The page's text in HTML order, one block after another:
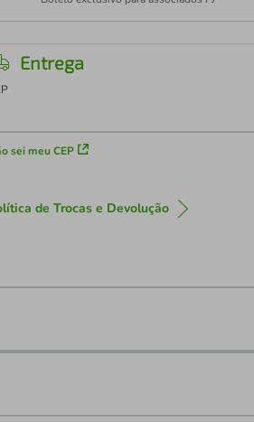
Entrega
sei meu CEP
de Trocas e Devolução